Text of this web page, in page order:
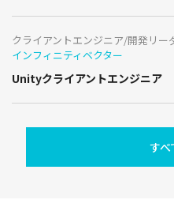
クライアントエンジニア/開発リー
インフィニティベクター
Unityクライアントエンジニア
すべ